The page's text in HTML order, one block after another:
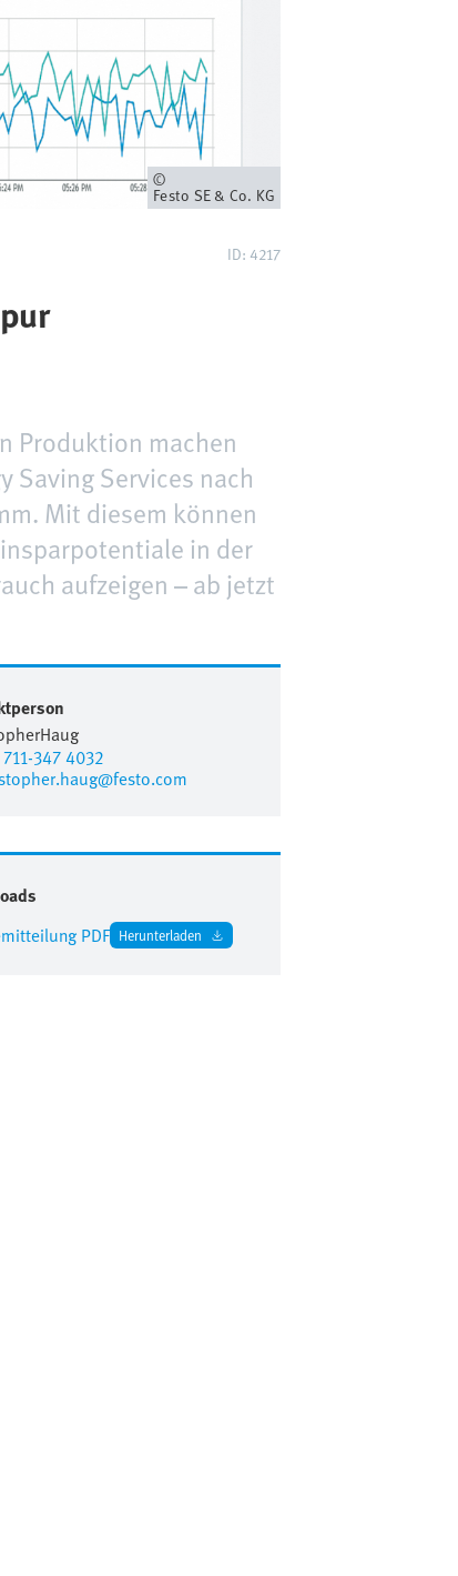
Eigentümer
Festo SE & Co. KG
ID: 4217
Produktion machen
Saving Services nach
Mit diesem können
in der
aufzeigen – ab jetzt
Haug
347 4032
PDF Herunterladen